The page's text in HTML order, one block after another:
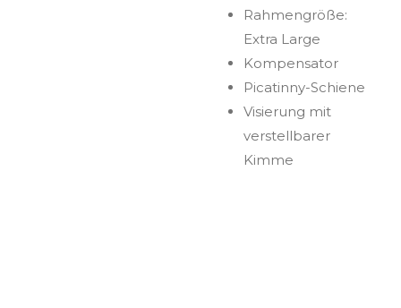
Rahmengröße:
Extra Large
Kompensator
Picatinny-Schiene
Visierung mit
verstellbarer
Kimme